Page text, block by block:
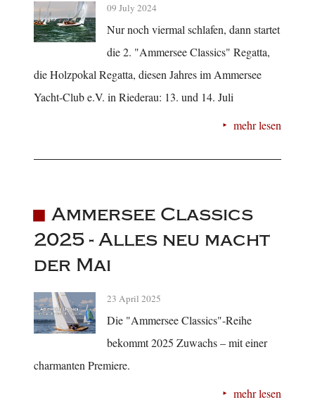
09 July 2024
Nur noch viermal schlafen, dann startet
die 2. "Ammersee Classics" Regatta,
die Holzpokal Regatta, diesen Jahres im Ammersee
Yacht-Club e.V. in Riederau: 13. und 14. Juli
mehr lesen
Ammersee Classics
2025 - Alles neu macht
der Mai
23 April 2025
Die "Ammersee Classics"-Reihe
bekommt 2025 Zuwachs – mit einer
charmanten Premiere.
mehr lesen